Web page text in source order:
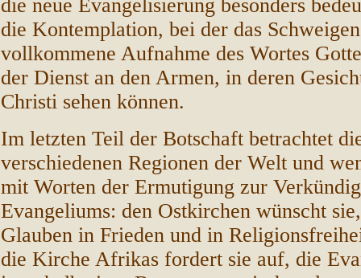
die neue Evangelisierung besonders
die Kontemplation, bei der das
vollkommene Aufnahme des Wortes
der Dienst an den Armen, in deren
Christi sehen können.
Im letzten Teil der Botschaft betrachtet
verschiedenen Regionen der Welt und
mit Worten der Ermutigung zur
Evangeliums: den Ostkirchen wünscht
Glauben in Frieden und in
die Kirche Afrikas fordert sie auf, die